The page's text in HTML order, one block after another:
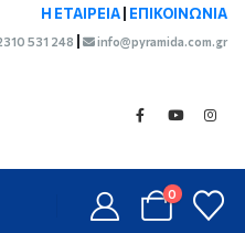
Η ΕΤΑΙΡΕΙΑ ΕΠΙΚΟΙΝΩΝΙΑ
531 248 info@pyramida.com.gr
0